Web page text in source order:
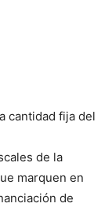
cantidad fija del
de la
marquen en
de